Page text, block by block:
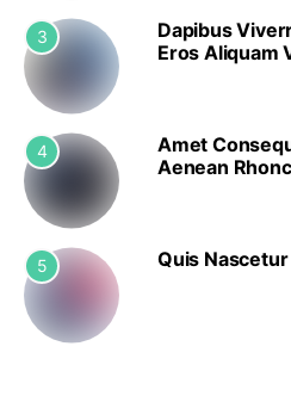
3
Dapibus
Eros Aliquam
4
Amet
Aenean
5 Quis